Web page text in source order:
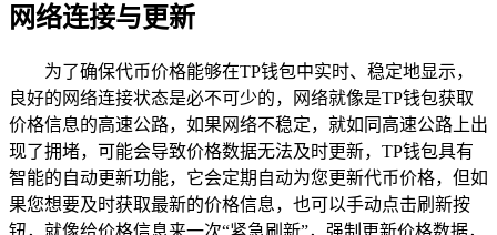
网络连接与更新
为了确保代币价格能够在TP钱包中实时、稳定地显示，
良好的网络连接状态是必不可少的，网络就像是TP钱包获取
价格信息的高速公路，如果网络不稳定，就如同高速公路上出
现了拥堵，可能会导致价格数据无法及时更新，TP钱包具有
智能的自动更新功能，它会定期自动为您更新代币价格，但如
果您想要及时获取最新的价格信息，也可以手动点击刷新按